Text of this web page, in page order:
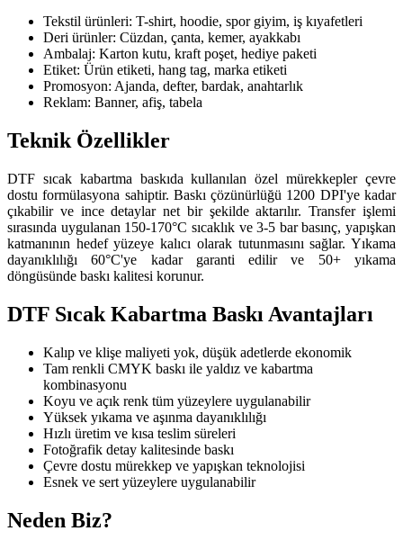
Tekstil ürünleri: T-shirt, hoodie, spor giyim, iş kıyafetleri
Deri ürünler: Cüzdan, çanta, kemer, ayakkabı
Ambalaj: Karton kutu, kraft poşet, hediye paketi
Etiket: Ürün etiketi, hang tag, marka etiketi
Promosyon: Ajanda, defter, bardak, anahtarlık
Reklam: Banner, afiş, tabela
Teknik Özellikler
DTF sıcak kabartma baskıda kullanılan özel mürekkepler çevre
dostu formülasyona sahiptir. Baskı çözünürlüğü 1200 DPI'ye kadar
çıkabilir ve ince detaylar net bir şekilde aktarılır. Transfer işlemi
sırasında uygulanan 150-170°C sıcaklık ve 3-5 bar basınç, yapışkan
katmanının hedef yüzeye kalıcı olarak tutunmasını sağlar. Yıkama
dayanıklılığı 60°C'ye kadar garanti edilir ve 50+ yıkama
döngüsünde baskı kalitesi korunur.
DTF Sıcak Kabartma Baskı Avantajları
Kalıp ve klişe maliyeti yok, düşük adetlerde ekonomik
Tam renkli CMYK baskı ile yaldız ve kabartma
kombinasyonu
Koyu ve açık renk tüm yüzeylere uygulanabilir
Yüksek yıkama ve aşınma dayanıklılığı
Hızlı üretim ve kısa teslim süreleri
Fotoğrafik detay kalitesinde baskı
Çevre dostu mürekkep ve yapışkan teknolojisi
Esnek ve sert yüzeylere uygulanabilir
Neden Biz?